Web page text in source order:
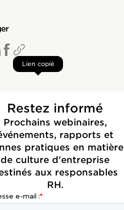
Lien copié
Restez informé
Prochains webinaires,
rapports et
pratiques en matière
de culture d'entreprise
aux responsables
RH.